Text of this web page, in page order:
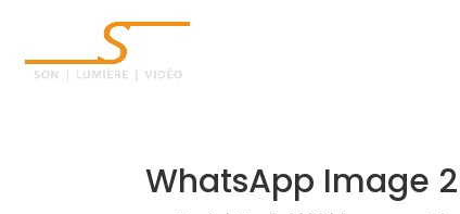
WhatsApp Image